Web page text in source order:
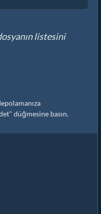
listesini
düğmesine basın.